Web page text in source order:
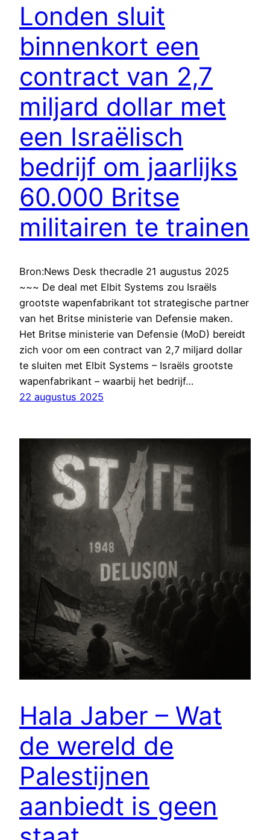
Londen sluit
binnenkort een
contract van 2,7
miljard dollar met
een Israëlisch
bedrijf om jaarlijks
60.000 Britse
militairen te trainen
Bron:News Desk thecradle 21 augustus 2025
~~~ De deal met Elbit Systems zou Israëls
grootste wapenfabrikant tot strategische partner
van het Britse ministerie van Defensie maken.
Het Britse ministerie van Defensie (MoD) bereidt
zich voor om een contract van 2,7 miljard dollar
te sluiten met Elbit Systems – Israëls grootste
wapenfabrikant – waarbij het bedrijf…
22 augustus 2025
Hala Jaber – Wat
de wereld de
Palestijnen
aanbiedt is geen